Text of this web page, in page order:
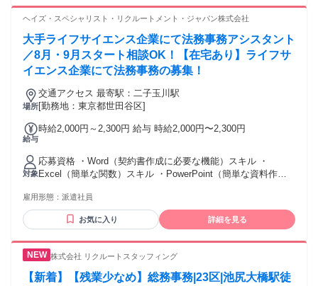
ヘイズ・スペシャリスト・リクルートメント・ジャパン株式会社
大手ライフサイエンス企業にて法務事務アシスタント
／8月・9月スタート相談OK！【在宅あり】ライフサ
イエンス企業にて法務事務の募集！
場所
交通アクセス 最寄駅：二子玉川駅
[勤務地：東京都世田谷区]
給与
時給2,000円～2,300円 給与 時給2,000円〜2,300円
対象
応募資格 ・Word（契約書作成に必要な機能）スキル ・
Excel（簡単な関数）スキル ・PowerPoint（簡単な資料作
力：読み書きビジネスレベル（会話できれば尚可）
雇用形態： 派遣社員
お気に入り 詳細を見る
株式会社 リクルートスタッフィング
【新着】【残業少なめ】総務事務|23区|池尻大橋駅徒